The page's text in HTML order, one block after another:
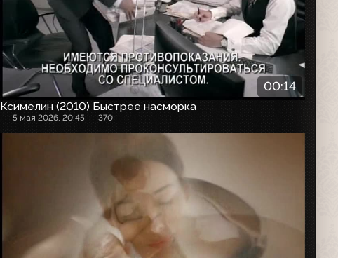
00:14
Ксимелин (2010) Быстрее насморка
5 мая 2026, 20:45 370